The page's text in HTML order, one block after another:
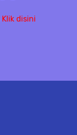
Klik disini